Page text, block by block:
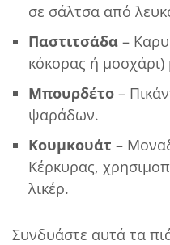
σε σάλτσα από
Παστιτσάδα–
κόκορας ή μοσχάρι)
Μπουρδέτο–
ψαράδων.
Κουμκουάτ –
Κέρκυρας,
λικέρ.
Συνδυάστε αυτά τα